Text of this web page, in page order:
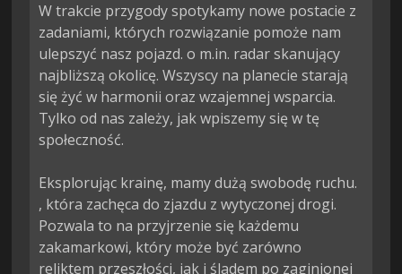
W trakcie przygody spotykamy nowe postacie z
zadaniami, których rozwiązanie pomoże nam
ulepszyć nasz pojazd. o m.in. radar skanujący
najbliższą okolicę. Wszyscy na planecie starają
się żyć w harmonii oraz wzajemnej wsparcia.
Tylko od nas zależy, jak wpiszemy się w tę
społeczność.
Eksplorując krainę, mamy dużą swobodę ruchu.
, która zachęca do zjazdu z wytyczonej drogi.
Pozwala to na przyjrzenie się każdemu
zakamarkowi, który może być zarówno
reliktem przeszłości, jak i śladem po zaginionej